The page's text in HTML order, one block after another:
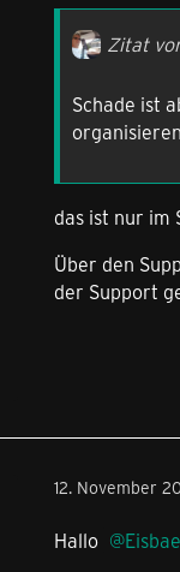
Zitat
Schade ist
das ist nur im
Über den
der Support
12. November
Hallo